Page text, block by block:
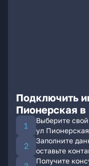
Подключить
Пионерская
Выберите
ул Пионерская
Заполните
оставьте
Получите